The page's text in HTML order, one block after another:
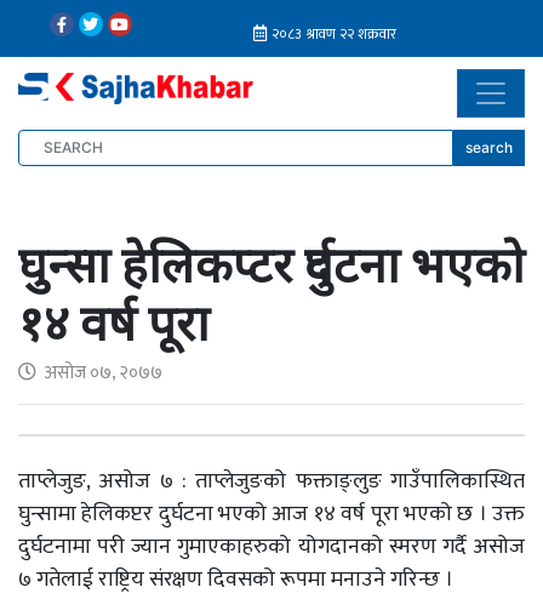
search
घुन्सा हेलिकप्टर दुर्घटना भएको
१४ वर्ष पूरा
असोज ०७, २०७७
ताप्लेजुङ, असोज ७ : ताप्लेजुङको फक्ताङ्लुङ गाउँपालिकास्थित
घुन्सामा हेलिकप्टर दुर्घटना भएको आज १४ वर्ष पूरा भएको छ । उक्त
दुर्घटनामा परी ज्यान गुमाएकाहरुको योगदानको स्मरण गर्दै असोज
७ गतेलाई राष्ट्रिय संरक्षण दिवसको रूपमा मनाउने गरिन्छ ।